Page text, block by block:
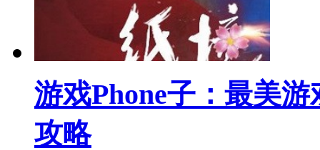
游戏Phone子：最美
攻略